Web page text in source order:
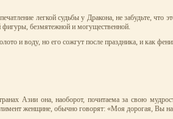
легкой судьбы у Дракона, не забудьте,
фигуры, безмятежной и могущественной.
и воду, но его сожгут после праздника, и как
Азии она, наоборот, почитаема за свою
женщине, обычно говорят: «Моя дорогая, Вы